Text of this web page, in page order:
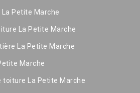
Petite Marche
La Petite Marche
La Petite Marche
Marche
toiture La Petite Marche